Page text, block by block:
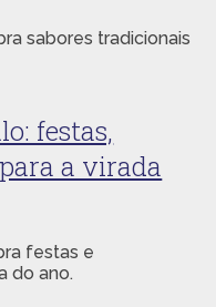
sabores tradicionais
festas,
a virada
festas e
do ano.